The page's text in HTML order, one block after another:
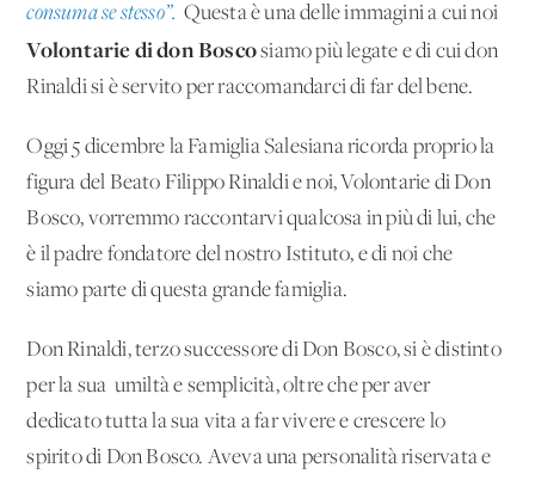
consuma se stesso”. Questa è una delle immagini a cui noi
Volontarie di don Boscosiamo più legate e di cui don
Rinaldi si è servito per raccomandarci di far del bene.
Oggi 5 dicembre la Famiglia Salesiana ricorda proprio la
figura del Beato Filippo Rinaldi e noi, Volontarie di Don
Bosco, vorremmo raccontarvi qualcosa in più di lui, che
è il padre fondatore del nostro Istituto, e di noi che
siamo parte di questa grande famiglia.
Don Rinaldi, terzo successore di Don Bosco, si è distinto
per la sua umiltà e semplicità, oltre che per aver
dedicato tutta la sua vita a far vivere e crescere lo
spirito di Don Bosco. Aveva una personalità riservata e